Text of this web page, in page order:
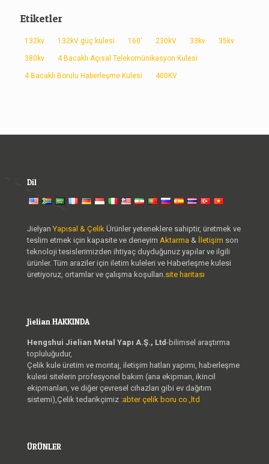
Etiketler
132kv 132kV güç kulesi 160' 230kV 33kv 35kv
380kv 4 Bacaklı Açısal Telekomünikasyon Kulesi
4 Bacaklı Borulu Haberleşme Kulesi 400KV
Dil
Jielyan Yapısal & Çelik Ürünler yeteneklere sahiptir, üretmek ve
teslim etmek için kapasite ve deneyim Aktarma & İletişim son
teknoloji tesislerimizden ihtiyaç duyduğunuz yapılar ve ilgili
ürünler. Tüm araziler için iletim kuleleri ve Haberleşme kulesi
üretiyoruz, ortamlar ve çalışma koşulları.site haritası
Jielian HAKKINDA
Hengshui Jielian Metal Yapı A.Ş., Ltd-bilimsel araştırma
topluluğudur,
Çelik kule üretim ve montaj, iletişim hatları yapımı, haberleşme
kulesi sitelerin profesyonel bakım (ana ekipman, ikincil
ekipmanları, ve diğer çevresel cihazları gibi ev dağıtım
sistemi),Çelik tedarikçimiz :abter çelik boru co.,ltd
ÜRÜNLER